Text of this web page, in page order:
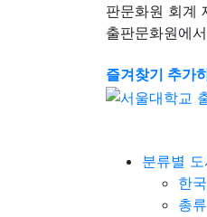
판문화원 회계
출판문화원에
즐겨찾기 추가
분류별 도
한
총류